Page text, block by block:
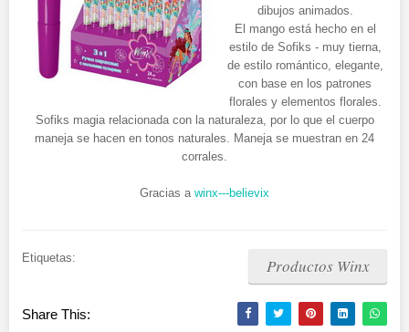
dibujos animados.
El mango está hecho en el
estilo de Sofiks - muy tierna,
de estilo romántico, elegante,
con base en los patrones
florales y elementos florales.
Sofiks magia relacionada con la naturaleza, por lo que el cuerpo
maneja se hacen en tonos naturales. Maneja se muestran en 24
corrales.
Gracias a winx---believix
Etiquetas: Productos Winx
Share This: